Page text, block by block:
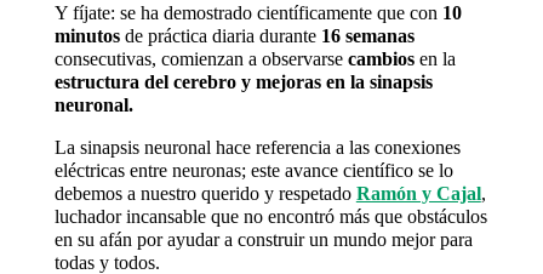
Y fíjate: se ha demostrado científicamente que con 10
minutosde práctica diaria durante 16 semanas
consecutivas, comienzan a observarse cambiosen la
estructura del cerebro y mejoras en la sinapsis
neuronal.
La sinapsis neuronal hace referencia a las conexiones
eléctricas entre neuronas; este avance científico se lo
debemos a nuestro querido y respetado Ramón y Cajal,
luchador incansable que no encontró más que obstáculos
en su afán por ayudar a construir un mundo mejor para
todas y todos.